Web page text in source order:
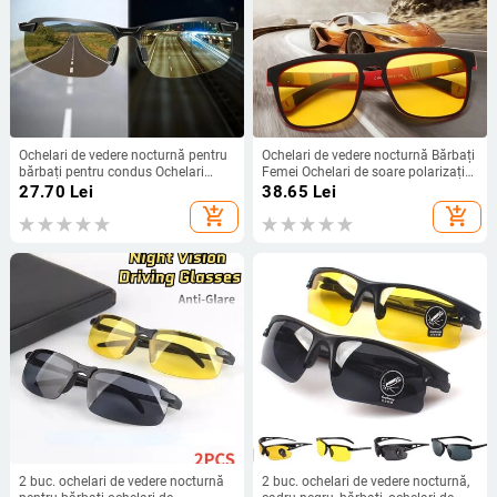
Ochelari de vedere nocturnă pentru
bărbați pentru condus Ochelari
galbeni Ochelari de soare cu ramă
PC Ochelari de exterior pentru a
manevra noaptea Gafe anti-orbire
27.70 Lei
add_shopping_cart
Ochelari de vedere nocturnă Bărbați
Femei Ochelari de soare polarizați
Lentile galbene Ochelari de protecție
anti-orbire Ochelari de soare pentru
conducere pe timp de noapte
38.65 Lei
add_shopping_cart
2 buc. ochelari de vedere nocturnă
2 buc. ochelari de vedere nocturnă,